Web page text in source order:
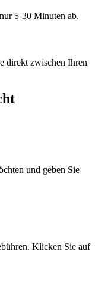
5-30 Minuten ab.
direkt zwischen Ihren
und geben Sie
Klicken Sie auf